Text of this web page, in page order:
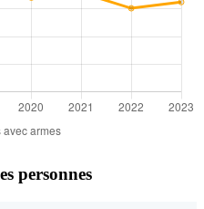
personnes